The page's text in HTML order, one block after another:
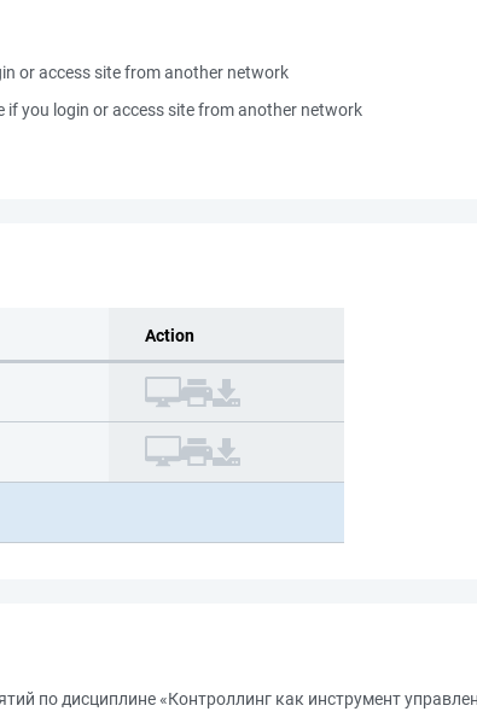
or access site from another network
if you login or access site from another network
Action
по дисциплине «Контроллинг как инструмент